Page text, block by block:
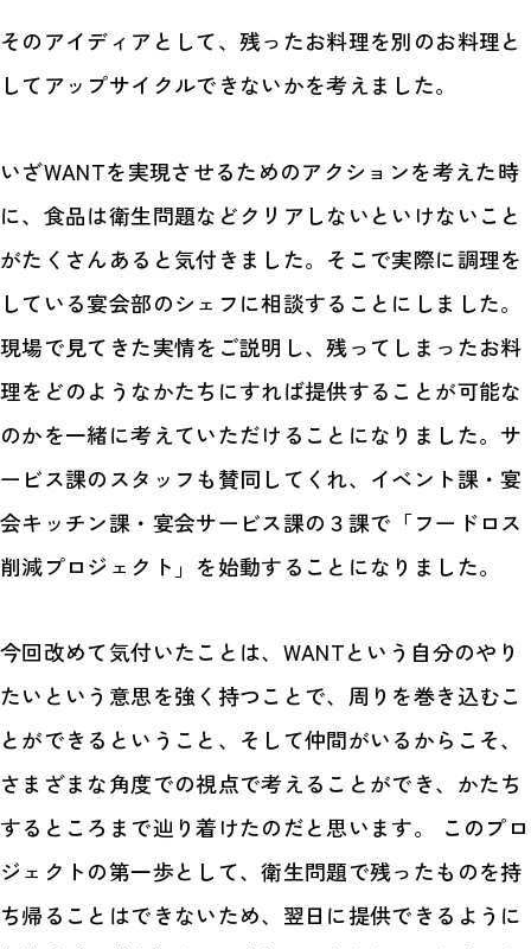
そのアイディアとして、残ったお料理を別のお料理と
してアップサイクルできないかを考えました。
いざWANTを実現させるためのアクションを考えた時
に、食品は衛生問題などクリアしないといけないこと
がたくさんあると気付きました。そこで実際に調理を
している宴会部のシェフに相談することにしました。
現場で見てきた実情をご説明し、残ってしまったお料
理をどのようなかたちにすれば提供することが可能な
のかを一緒に考えていただけることになりました。サ
ービス課のスタッフも賛同してくれ、イベント課・宴
会キッチン課・宴会サービス課の３課で「フードロス
削減プロジェクト」を始動することになりました。
今回改めて気付いたことは、WANTという自分のやり
たいという意思を強く持つことで、周りを巻き込むこ
とができるということ、そして仲間がいるからこそ、
さまざまな角度での視点で考えることができ、かたち
するところまで辿り着けたのだと思います。 このプロ
ジェクトの第一歩として、衛生問題で残ったものを持
ち帰ることはできないため、翌日に提供できるように